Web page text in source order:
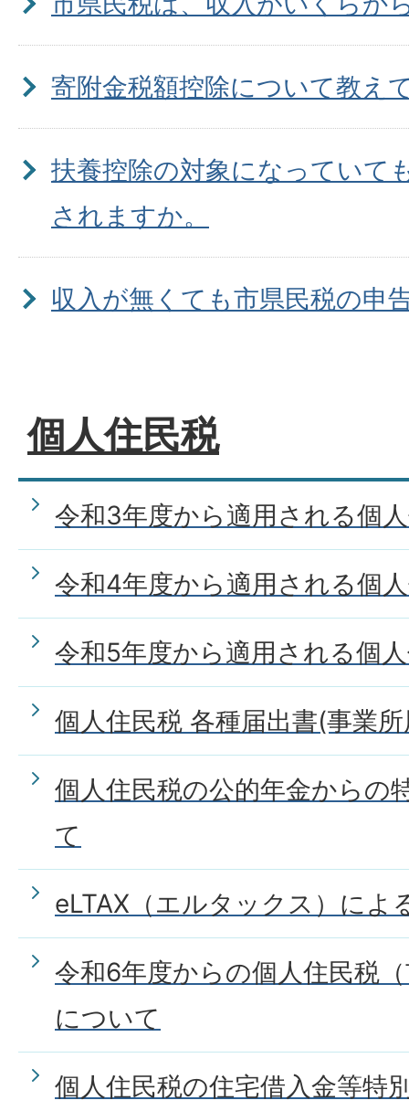
寄附金税額控除について教え
扶養控除の対象になっていて
されますか。
収入が無くても市県民税の申
個人住民税
令和3年度から適用される個
令和4年度から適用される個
令和5年度から適用される個
個人住民税 各種届出書(事業
個人住民税の公的年金からの
て
eLTAX（エルタックス）によ
令和6年度からの個人住民税
について
個人住民税の住宅借入金等特